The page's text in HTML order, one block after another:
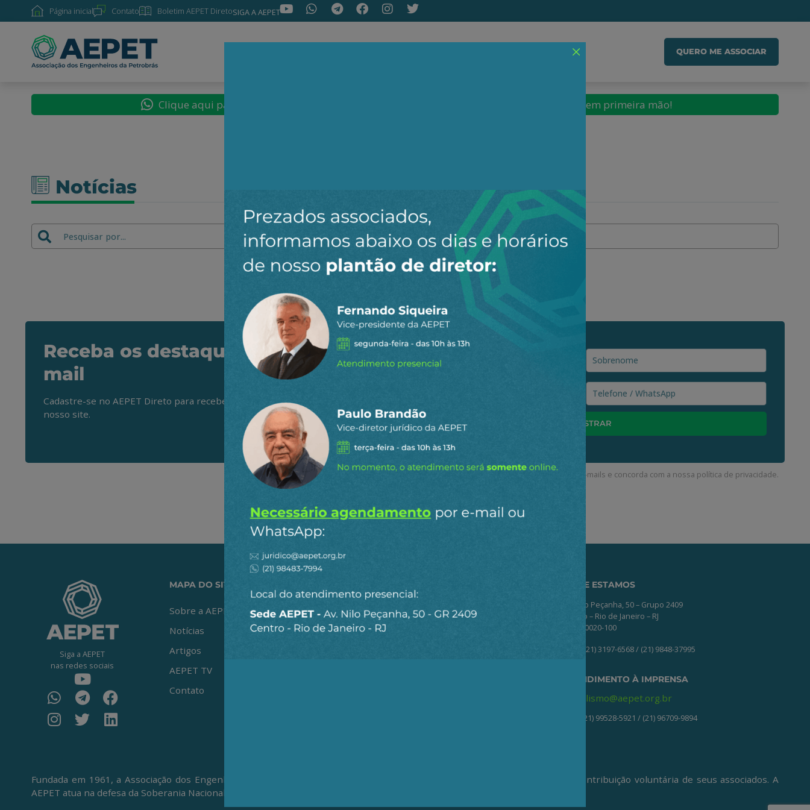
Página inicial Contato Boletim AEPET DiretoSIGA A AEPET
QUERO ME ASSOCIAR
Clique aqui para seguir o novo canal da AEPET no WhatsApp e receber nossos conteúdos em primeira mão!
Notícias
Nenhuma notícia encontrada.
Receba os destaques do dia por e-
mail
Cadastre-se no AEPET Direto para receber os principais conteúdos publicados em
nosso site.
Ao clicar em “Cadastrar” você aceita receber nossos e-mails e concorda com a nossa política de privacidade.
Siga a AEPET
nas redes sociais
MAPA DO SITE
Sobre a AEPET
Notícias
Artigos
AEPET TV
Contato
Clique no botão abaixo para enviar as
ONDE ESTAMOS
Av. Nilo Peçanha, 50 – Grupo 2409
Centro – Rio de Janeiro – RJ
CEP: 20020-100
(21) 3197-6568 / (21) 9848-37995
ATENDIMENTO À IMPRENSA
jornalismo@aepet.org.br
(21) 99528-5921 / (21) 96709-9894
Fundada em 1961, a Associação dos Engenheiros da Petrobrás (AEPET) é uma sociedade sem fins lucrativos, que vive da contribuição voluntária de seus associados. A
AEPET atua na defesa da Soberania Nacional, da Petrobrás e de seu Corpo Técnico.